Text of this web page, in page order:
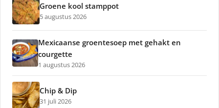
Groene kool stamppot
5 augustus 2026
Mexicaanse groentesoep met gehakt en
courgette
1 augustus 2026
Chip & Dip
31 juli 2026